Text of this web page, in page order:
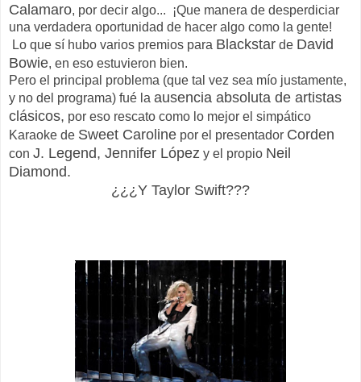
Calamaro, por decir algo... ¡Que manera de desperdiciar
una verdadera oportunidad de hacer algo como la gente!
Lo que sí hubo varios premios para Blackstar de David
Bowie, en eso estuvieron bien.
Pero el principal problema (que tal vez sea mío justamente,
y no del programa) fué la ausencia absoluta de artistas
clásicos, por eso rescato como lo mejor el simpático
Karaoke de Sweet Caroline por el presentador Corden
con J. Legend, Jennifer López y el propio Neil
Diamond.
¿¿¿Y Taylor Swift???